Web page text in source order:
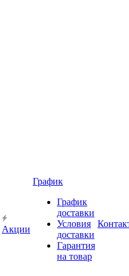
Акции
График
График
доставки
Условия
доставки
Гарантия
на товар